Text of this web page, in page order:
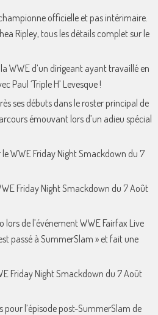
officielle et pas intérimaire.
Ripley, tous les détails complet sur le
WWE d’un dirigeant ayant travaillé en
Paul ‘Triple H’ Levesque !
ses débuts dans le roster principal de
émouvant lors d’un adieu spécial
WWE Friday Night Smackdown du 7
Friday Night Smackdown du 7 Août
lors de l’événement WWE Fairfax Live
passé à SummerSlam » et fait une
Friday Night Smackdown du 7 Août
pour l’épisode post-SummerSlam de